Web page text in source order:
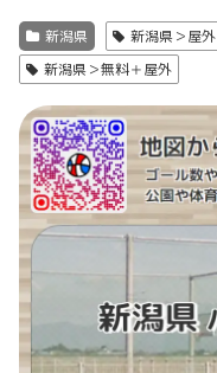
新潟県 新潟県＞屋外
新潟県＞無料＋屋外